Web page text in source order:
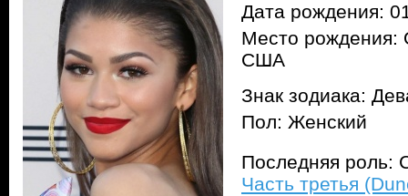
Дата рождения:
Место рождения:
США
Знак зодиака:
Пол: Женский
Последняя роль:
Часть третья